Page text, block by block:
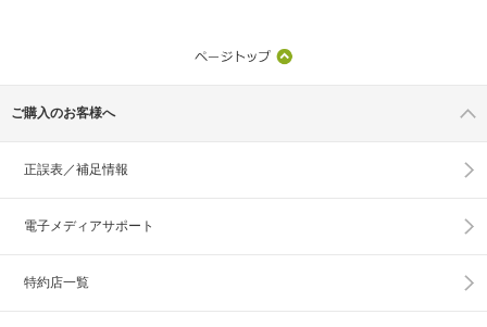
ご購入のお客様へ
正誤表／補足情報
電子メディアサポート
特約店一覧